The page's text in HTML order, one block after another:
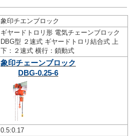
象印チエンブロック
ギヤードトロリ形 電気チェーンブロック
DBG型 ２速式 ギヤードトロリ結合式 上
下：２速式 横行：鎖動式
象印チェーンブロック
DBG-0.25-6
0.5:0.17